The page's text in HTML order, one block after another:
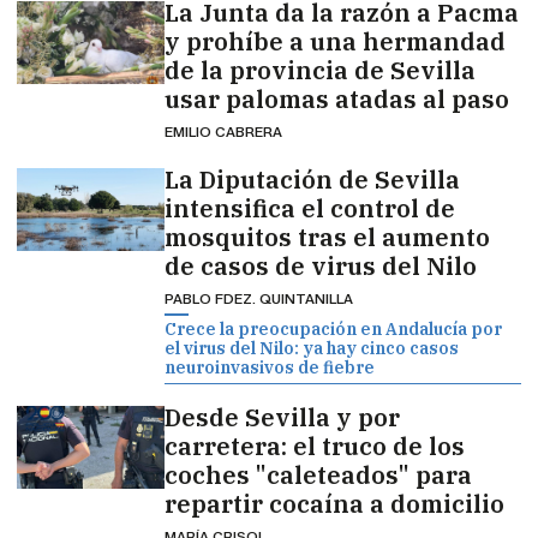
La Junta da la razón a Pacma
y prohíbe a una hermandad
de la provincia de Sevilla
usar palomas atadas al paso
EMILIO CABRERA
La Diputación de Sevilla
intensifica el control de
mosquitos tras el aumento
de casos de virus del Nilo
PABLO FDEZ. QUINTANILLA
Crece la preocupación en Andalucía por
el virus del Nilo: ya hay cinco casos
neuroinvasivos de fiebre
Desde Sevilla y por
carretera: el truco de los
coches "caleteados" para
repartir cocaína a domicilio